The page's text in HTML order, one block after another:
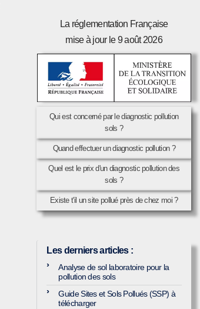
La réglementation Française
mise à jour le 9 août 2026
Qui est concerné par le diagnostic pollution
sols ?
Quand effectuer un diagnostic pollution ?
Quel est le prix d'un diagnostic pollution des
sols ?
Existe t'il un site pollué près de chez moi ?
Les derniers articles :
Analyse de sol laboratoire pour la
pollution des sols
Guide Sites et Sols Pollués (SSP) à
télécharger